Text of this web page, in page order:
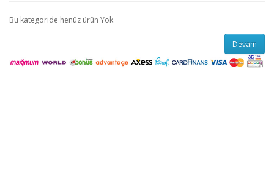
Bu kategoride henüz ürün Yok.
Devam